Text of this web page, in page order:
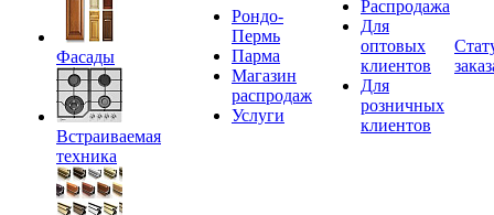
Фасады
Встраиваемая
техника
Рондо-
Пермь
Парма
Магазин
распродаж
Услуги
Распродажа
Для
оптовых
клиентов
Для
розничных
клиентов